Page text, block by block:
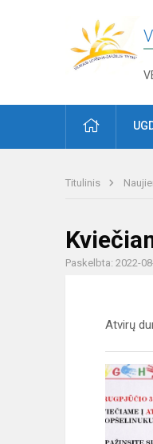
PRADŽIA
Titulinis
Paskelbta: 2022-
Atvirų